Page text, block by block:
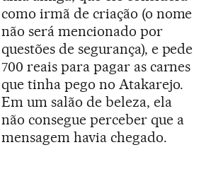
como irmã de criação (o nome
não será mencionado por
questões de segurança), e pede
700 reais para pagar as carnes
que tinha pego no Atakarejo.
Em um salão de beleza, ela
não consegue perceber que a
mensagem havia chegado.